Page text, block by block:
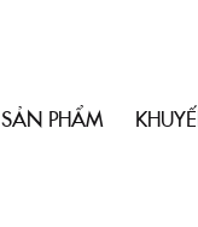
SẢN PHẨM